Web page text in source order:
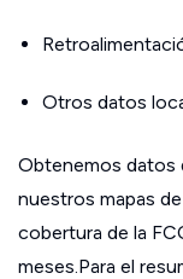
Otros datos
Obtenemos datos
nuestros mapas
cobertura de la
meses.Para el